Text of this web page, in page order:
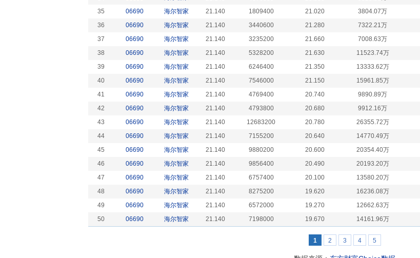
35
06690 海尔智家 21.140 1809400 21.020 3804.07万
36
06690 海尔智家 21.140 3440600 21.280 7322.21万
37
06690 海尔智家 21.140 3235200 21.660 7008.63万
38
06690 海尔智家 21.140 5328200 21.630 11523.74万
39
06690 海尔智家 21.140 6246400 21.350 13333.62万
40
06690 海尔智家 21.140 7546000 21.150 15961.85万
41
06690 海尔智家 21.140 4769400 20.740 9890.89万
42
06690 海尔智家 21.140 4793800 20.680 9912.16万
43
06690 海尔智家 21.140 12683200 20.780 26355.72万
44
06690 海尔智家 21.140 7155200 20.640 14770.49万
45
06690 海尔智家 21.140 9880200 20.600 20354.40万
46
06690 海尔智家 21.140 9856400 20.490 20193.20万
47
06690 海尔智家 21.140 6757400 20.100 13580.20万
48
06690 海尔智家 21.140 8275200 19.620 16236.08万
49
06690 海尔智家 21.140 6572000 19.270 12662.63万
50
06690 海尔智家 21.140 7198000 19.670 14161.96万
1 2 3 4 5